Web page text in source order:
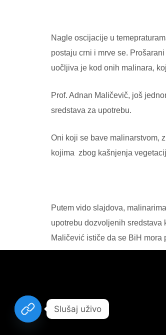
Nagle oscijacije u
postaju crni i mrve se.
uočljiva je kod onih malinara,
Prof. Adnan Maličevič, još
sredstava za upotrebu.
Oni koji se bave malinarstvom,
kojima zbog kašnjenja
Putem vido slajdova,
upotrebu dozvoljenih
Maličević ističe da se BiH
Slušaj uživo